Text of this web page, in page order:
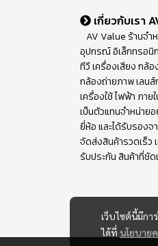
เว็บไซต์นี้มีกา
ได้ที่ นโยบาย
เกี่ยวกับเรา
AV Value ร้านจำ
อุปกรณ์ อิเล็กทรอนิ
ทีวี เครื่องเสียง กล้
กล้องถ่ายภาพ เลน
เครื่องใช้ ไฟฟ้า ภาย
เป็นตัวแทนจำหน่ายอ
ยี่ห้อ และได้รับรอง
จัดส่งสินค้ารวดเร็ว
รับประกัน สินค้าที่ชัด